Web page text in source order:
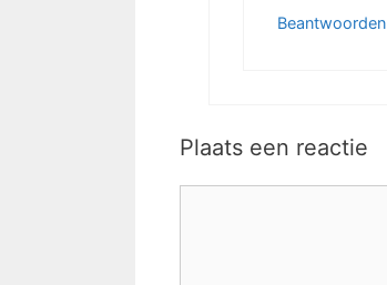
Beantwoorden
Plaats een reactie